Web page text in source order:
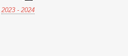
2023 - 2024